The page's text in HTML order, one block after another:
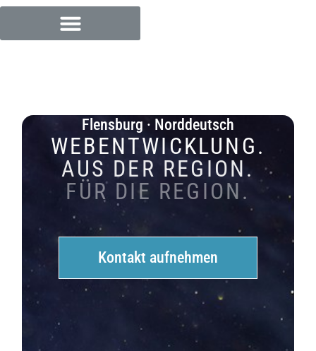
Flensburg · Norddeutsch
WEBENTWICKLUNG.
AUS DER REGION.
FÜR DIE REGION.
Kontakt aufnehmen